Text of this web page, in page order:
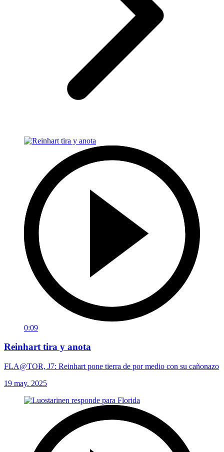
0:09
Reinhart tira y anota
FLA@TOR, J7: Reinhart pone tierra de por medio con su cañonazo
19 may. 2025